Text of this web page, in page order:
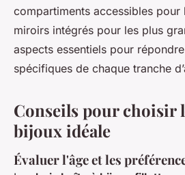
compartiments accessibles pour
miroirs intégrés pour les plus
aspects essentiels pour
spécifiques de chaque tranche
Conseils pour choisir
bijoux idéale
Évaluer l'âge et les